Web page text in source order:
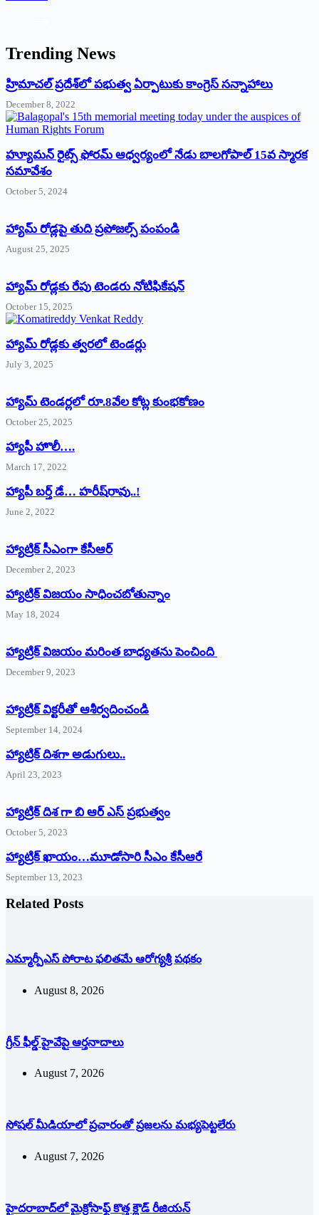
Trending News
‌హ్రిమాచల్‌ ‌ప్రదేశ్‌లో పభుత్వ ఏర్పాటుకు కాంగ్రెస్‌ ‌సన్నాహాలు
December 8, 2022
హ్యూమన్‌ రైట్స్‌ ఫోరమ్‌ ఆధ్వర్యంలో నేడు బాలగోపాల్‌ 15వ స్మారక
సమావేశం
October 5, 2024
హ్యామ్‌ రోడ్లపై తుది ప్రపోజల్స్‌ పంపండి
August 25, 2025
హ్యామ్‌ రోడ్లకు రేపు టెండరు నోటిఫికేషన్‌
October 15, 2025
హ్యామ్‌ రోడ్లకు త్వరలో టెండర్లు
July 3, 2025
హ్యామ్‌ ‌టెండర్లలో రూ.8వేల కోట్ల కుంభకోణం
October 25, 2025
హ్యాపీ హొలీ….
March 17, 2022
హ్యాపీ బర్త్ ‌డే… హరీష్‌రావు..!
June 2, 2022
హ్యాట్రిక్‌ ‌సీఎంగా కేసీఆర్‌
December 2, 2023
హ్యాట్రిక్‌ విజయం సాధించబోతున్నాం
May 18, 2024
హ్యాట్రిక్ విజయం మరింత బాధ్యతను పెంచింది
December 9, 2023
హ్యాట్రిక్‌ ‌విక్టరీతో ఆశీర్వదించండి
September 14, 2024
‌హ్యాట్రిక్‌ ‌దిశగా అడుగులు..
April 23, 2023
హ్యాట్రిక్ దిశ గా బి ఆర్ ఎస్ ప్రభుత్వం
October 5, 2023
హ్యాట్రిక్‌ ‌ఖాయం…మూడోసారి సీఎం కేసీఆరే
September 13, 2023
Related Posts
ఎమ్మార్పీఎస్ పోరాట ఫలితమే ఆరోగ్యశ్రీ పథకం
August 8, 2026
గ్రీన్ ఫీల్డ్ హైవేపై ఆర్తనాదాలు
August 7, 2026
సోషల్‌ ‌మీడియాలో ప్రచారంతో ప్రజలను మభ్యపెట్టలేరు
August 7, 2026
హైదరాబాద్‌లో మైక్రోసాఫ్ట్ ‌కొత్త క్లౌడ్‌ ‌రీజియన్‌